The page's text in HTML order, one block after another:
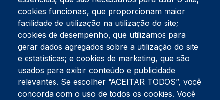
Tel:234 390 100Fax:234 390 100
Endereço Postal
Apartado 42
Rua Gil Eanes 31
3834-908 Gafanha da Nazaré
Estúdios
cookies funcionais, que proporcionam maior
facilidade de utilização na utilização do site;
cookies de desempenho, que utilizamos para
gerar dados agregados sobre a utilização do site
e estatísticas; e cookies de marketing, que são
usados para exibir conteúdo e publicidade
relevantes. Se escolher “ACEITAR TODOS”, você
concorda com o uso de todos os cookies. Você